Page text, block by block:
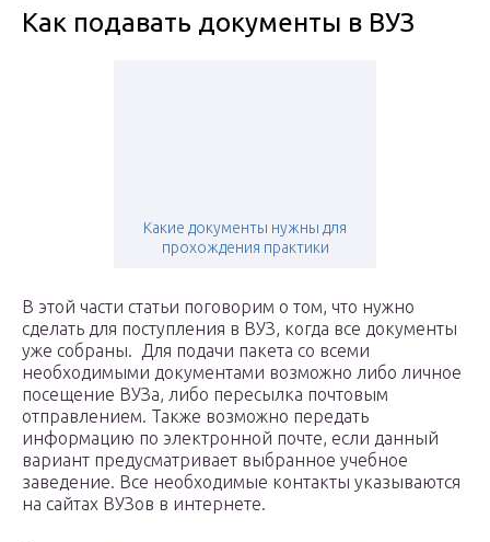
Как подавать документы в ВУЗ
Какие документы нужны для
прохождения практики
В этой части статьи поговорим о том, что нужно
сделать для поступления в ВУЗ, когда все документы
уже собраны. Для подачи пакета со всеми
необходимыми документами возможно либо личное
посещение ВУЗа, либо пересылка почтовым
отправлением. Также возможно передать
информацию по электронной почте, если данный
вариант предусматривает выбранное учебное
заведение. Все необходимые контакты указываются
на сайтах ВУЗов в интернете.